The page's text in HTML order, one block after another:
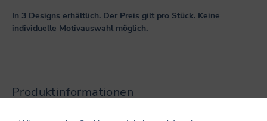
In 3 Designs erhältlich. Der Preis gilt pro Stück. Keine
individuelle Motivauswahl möglich.
Produktinformationen